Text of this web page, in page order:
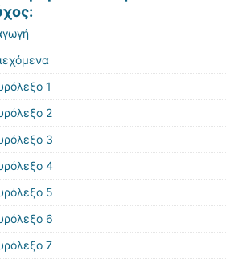
1
2
3
4
5
6
7